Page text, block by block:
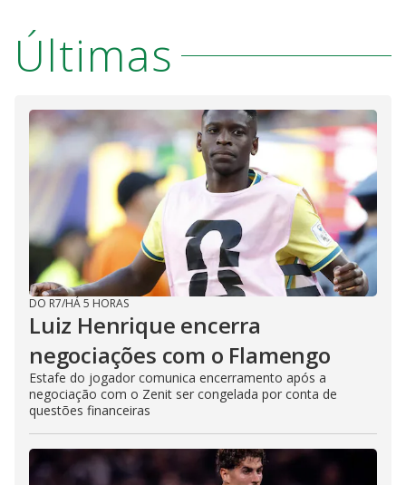
Últimas
DO R7/HÁ 5 HORAS
Luiz Henrique encerra
negociações com o Flamengo
Estafe do jogador comunica encerramento após a
negociação com o Zenit ser congelada por conta de
questões financeiras